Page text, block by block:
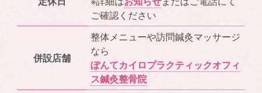
ご確認ください
併設店舗
整体メニューや訪問鍼灸マッサージ
なら
ぽんてカイロプラクティックオフィ
ス鍼灸整骨院